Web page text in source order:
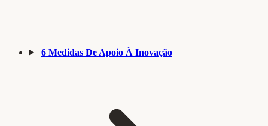
6 Medidas De Apoio À Inovação